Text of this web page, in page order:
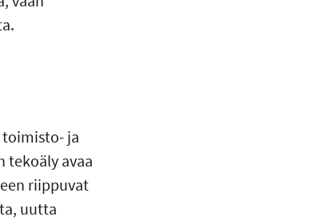
ja
tekoäly avaa
riippuvat
uutta